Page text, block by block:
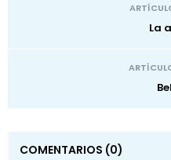
La
COMENTARIOS (0)